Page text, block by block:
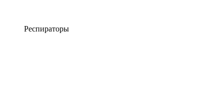
Респираторы